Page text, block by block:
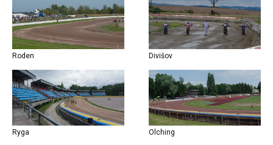
Roden Divišov
Ryga Olching